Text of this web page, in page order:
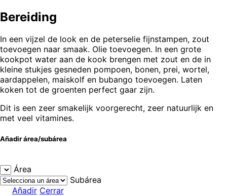
Bereiding
In een vijzel de look en de peterselie fijnstampen, zout
toevoegen naar smaak. Olie toevoegen. In een grote
kookpot water aan de kook brengen met zout en de in
kleine stukjes gesneden pompoen, bonen, prei, wortel,
aardappelen, maiskolf en bubango toevoegen. Laten
koken tot de groenten perfect gaar zijn.
Dit is een zeer smakelijk voorgerecht, zeer natuurlijk en
met veel vitamines.
Añadir área/subárea
Área
Subárea
Añadir Cerrar